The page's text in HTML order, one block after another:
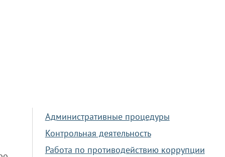
Административные процедуры
Контрольная деятельность
Работа по противодействию коррупции